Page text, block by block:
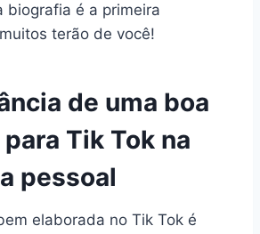
biografia é a primeira
terão de você!
de uma boa
Tik Tok na
pessoal
elaborada no Tik Tok é